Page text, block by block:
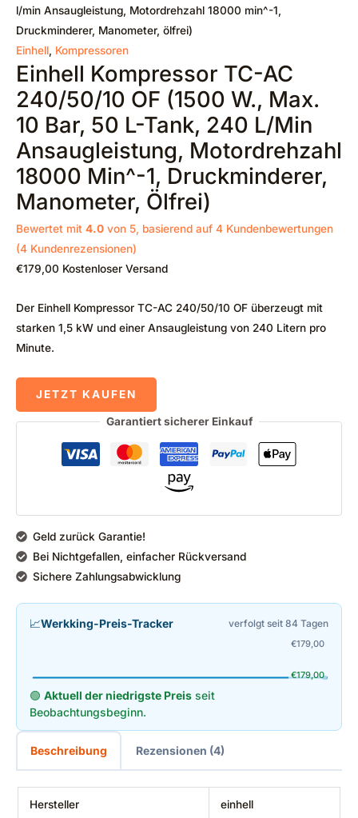
l/min Ansaugleistung, Motordrehzahl 18000 min^-1,
Druckminderer, Manometer, ölfrei)
Einhell, Kompressoren
Einhell Kompressor TC-AC
240/50/10 OF (1500 W., Max.
10 Bar, 50 L-Tank, 240 L/min
Ansaugleistung, Motordrehzahl
18000 Min^-1, Druckminderer,
Manometer, Ölfrei)
Bewertet mit 4.0 von 5, basierend auf 4 Kundenbewertungen
(4 Kundenrezensionen)
€179,00 Kostenloser Versand
Der Einhell Kompressor TC-AC 240/50/10 OF überzeugt mit
starken 1,5 kW und einer Ansaugleistung von 240 Litern pro
Minute.
JETZT KAUFEN
Garantiert sicherer Einkauf
Geld zurück Garantie!
Bei Nichtgefallen, einfacher Rückversand
Sichere Zahlungsabwicklung
📈Werkking-Preis-Tracker verfolgt seit 84 Tagen
€179,00
€179,00
🟢 Aktuell der niedrigste Preis seit
Beobachtungsbeginn.
Beschreibung Rezensionen (4)
Hersteller ‎einhell